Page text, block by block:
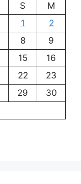
S
M
1
2
8
9
15
16
22
23
29
30